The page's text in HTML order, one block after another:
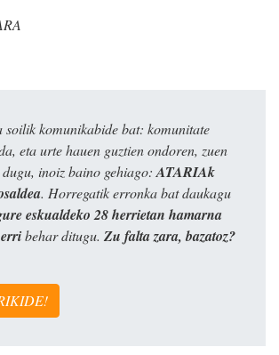
soilik komunikabide bat: komunitate
eta urte hauen guztien ondoren, zuen
inoiz baino gehiago: ATARIAk
. Horregatik erronka bat daukagu
eskualdeko 28 herrietan hamarna
behar ditugu. Zu falta zara, bazatoz?